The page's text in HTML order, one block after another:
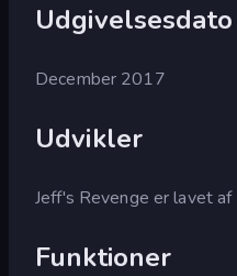
Udgivelsesdato
December 2017
Udvikler
Jeff's Revenge er lavet af
Funktioner